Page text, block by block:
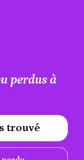
perdus à
trouvé